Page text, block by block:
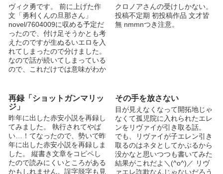
ヴィク勇です。 前に上げた作
文「勇利くんの旦那さん」
novel/7604009に収める予定だ
ったので、付け足そうかとも考
えたのですが生ぬるいエロを入
れてしまったので分けました。
なので話が続いてしまっている
ので、これだけでは意味がわか
クロノアさんの受けしかない。
投稿不定期 初投稿作品 文才皆
無 nmmnつき注意。
再録「ショットガンマリッ
ジ」
昨年に出した赤安小説を再録し
てみました。 執行されてやば
い…！てなったので、勢いで昨
年に出した赤安小説を再録しま
した。 縦書き文章をコピペし
たので読みにくいところがある
かもしれません。誤字脱字も見
その手を放さない
目が見えなくなって開拓地じゃ
なくて孤児院に入れられたエレ
ンをリヴァイが引き取る話。
でも、リヴァイが子エレン引き
取るのはネタとしてかぶるから
没かなと思いつつも書いてみた
結果がこれだよ＼(^o^)／ リヴ
ァエレ詐欺なんじゃないだろう